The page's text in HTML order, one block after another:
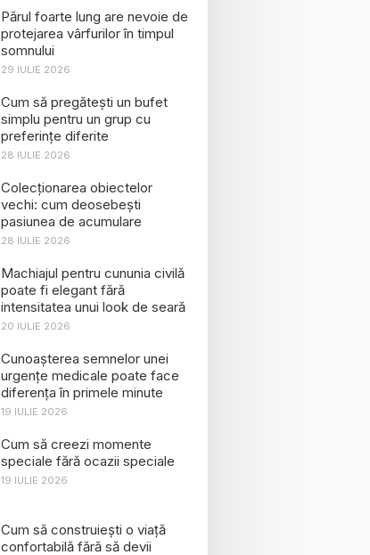
Părul foarte lung are nevoie de
protejarea vârfurilor în timpul
somnului
29 IULIE 2026
Cum să pregătești un bufet
simplu pentru un grup cu
preferințe diferite
28 IULIE 2026
Colecționarea obiectelor
vechi: cum deosebești
pasiunea de acumulare
28 IULIE 2026
Machiajul pentru cununia civilă
poate fi elegant fără
intensitatea unui look de seară
20 IULIE 2026
Cunoașterea semnelor unei
urgențe medicale poate face
diferența în primele minute
19 IULIE 2026
Cum să creezi momente
speciale fără ocazii speciale
19 IULIE 2026
Cum să construiești o viață
confortabilă fără să devii